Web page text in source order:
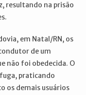
resultando na prisão
em Natal/RN, os
de um
não foi obedecida. O
praticando
os demais usuários